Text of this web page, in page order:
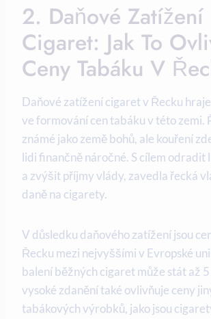
2. Daňové Zatížení
Cigaret: Jak To
Ceny Tabáku V
Daňové zatížení cigaret v Řecku
ve formování cen tabáku v této zemi.
známé jako země bohů, ale kouření
lidi finančně náročné. S cílem odradit
a zvýšit příjmy vlády, zavedla řecká
daně na cigarety.
V důsledku daňového zatížení jsou
Řecku mezi nejvyššími v Evropské
balení běžných cigaret může stát až 5
vysoké zdanění také ovlivňuje ceny
tabákových výrobků, jako jsou